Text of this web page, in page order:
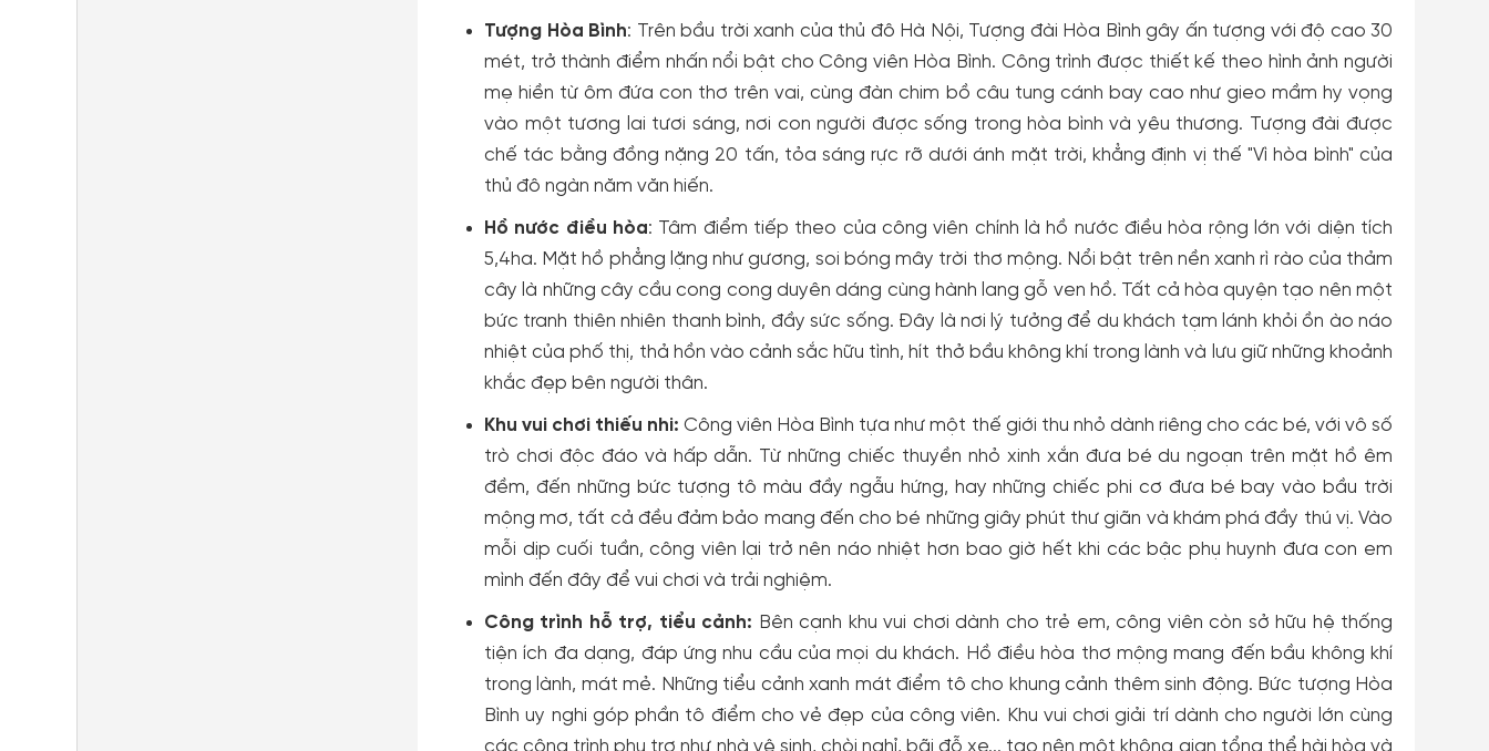
Tượng Hòa Bình: Trên bầu trời xanh của thủ đô Hà Nội, Tượng đài Hòa Bình gây ấn tượng với độ cao 30
mét, trở thành điểm nhấn nổi bật cho Công viên Hòa Bình. Công trình được thiết kế theo hình ảnh người
mẹ hiền từ ôm đứa con thơ trên vai, cùng đàn chim bồ câu tung cánh bay cao như gieo mầm hy vọng
vào một tương lai tươi sáng, nơi con người được sống trong hòa bình và yêu thương. Tượng đài được
chế tác bằng đồng nặng 20 tấn, tỏa sáng rực rỡ dưới ánh mặt trời, khẳng định vị thế "Vì hòa bình" của
thủ đô ngàn năm văn hiến.
Hồ nước điều hòa: Tâm điểm tiếp theo của công viên chính là hồ nước điều hòa rộng lớn với diện tích
5,4ha. Mặt hồ phẳng lặng như gương, soi bóng mây trời thơ mộng. Nổi bật trên nền xanh rì rào của thảm
cây là những cây cầu cong cong duyên dáng cùng hành lang gỗ ven hồ. Tất cả hòa quyện tạo nên một
bức tranh thiên nhiên thanh bình, đầy sức sống. Đây là nơi lý tưởng để du khách tạm lánh khỏi ồn ào náo
nhiệt của phố thị, thả hồn vào cảnh sắc hữu tình, hít thở bầu không khí trong lành và lưu giữ những khoảnh
khắc đẹp bên người thân.
Khu vui chơi thiếu nhi: Công viên Hòa Bình tựa như một thế giới thu nhỏ dành riêng cho các bé, với vô số
trò chơi độc đáo và hấp dẫn. Từ những chiếc thuyền nhỏ xinh xắn đưa bé du ngoạn trên mặt hồ êm
đềm, đến những bức tượng tô màu đầy ngẫu hứng, hay những chiếc phi cơ đưa bé bay vào bầu trời
mộng mơ, tất cả đều đảm bảo mang đến cho bé những giây phút thư giãn và khám phá đầy thú vị. Vào
mỗi dịp cuối tuần, công viên lại trở nên náo nhiệt hơn bao giờ hết khi các bậc phụ huynh đưa con em
mình đến đây để vui chơi và trải nghiệm.
Công trình hỗ trợ, tiểu cảnh: Bên cạnh khu vui chơi dành cho trẻ em, công viên còn sở hữu hệ thống
tiện ích đa dạng, đáp ứng nhu cầu của mọi du khách. Hồ điều hòa thơ mộng mang đến bầu không khí
trong lành, mát mẻ. Những tiểu cảnh xanh mát điểm tô cho khung cảnh thêm sinh động. Bức tượng Hòa
Bình uy nghi góp phần tô điểm cho vẻ đẹp của công viên. Khu vui chơi giải trí dành cho người lớn cùng
các công trình phụ trợ như nhà vệ sinh, chòi nghỉ, bãi đỗ xe... tạo nên một không gian tổng thể hài hòa và